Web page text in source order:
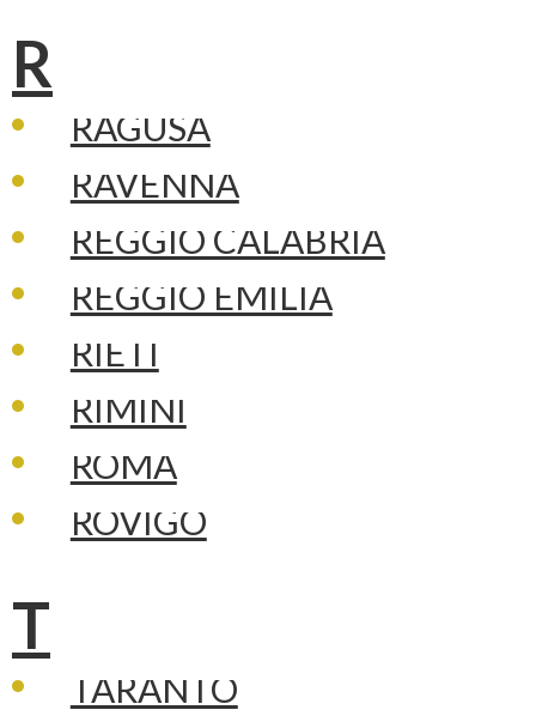
R
RAGUSA
RAVENNA
REGGIO CALABRIA
REGGIO EMILIA
RIETI
RIMINI
ROMA
ROVIGO
T
TARANTO